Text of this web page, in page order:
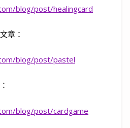
blog/post/healingcard
章：
blog/post/pastel
blog/post/cardgame